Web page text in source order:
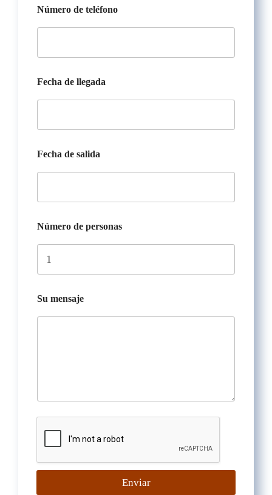
a
Número de teléfono
Fecha de llegada
Fecha de salida
Número de personas
Su mensaje
Enviar